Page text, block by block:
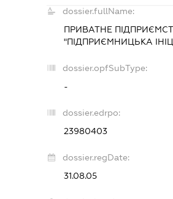
dossier.fullName:
ПРИВАТНЕ
"ПІДПРИЄМНИЦЬКА
dossier.opfSubType:
-
dossier.edrpo:
23980403
dossier.regDate:
31.08.05